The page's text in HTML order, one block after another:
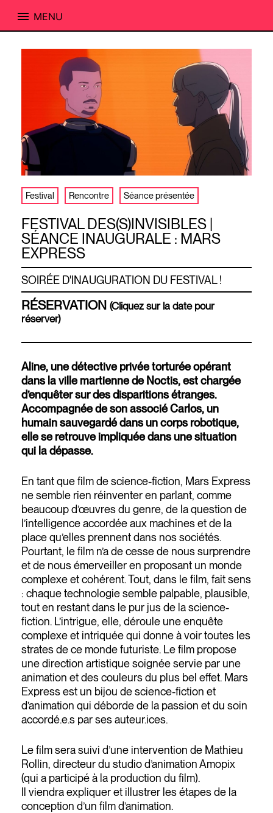
MENU
FESTIVAL DES(S)INVISIBLES |
SÉANCE INAUGURALE : MARS
EXPRESS
SOIRÉE D'INAUGURATION DU FESTIVAL !
Festival Rencontre Séance présentée
RÉSERVATION (Cliquez sur la date pour
réserver)
Aline, une détective privée torturée opérant
dans la ville martienne de Noctis, est chargée
d’enquêter sur des disparitions étranges.
Accompagnée de son associé Carlos, un
humain sauvegardé dans un corps robotique,
elle se retrouve impliquée dans une situation
qui la dépasse.
En tant que film de science-fiction, Mars Express
ne semble rien réinventer en parlant, comme
beaucoup d’œuvres du genre, de la question de
l’intelligence accordée aux machines et de la
place qu’elles prennent dans nos sociétés.
Pourtant, le film n’a de cesse de nous surprendre
et de nous émerveiller en proposant un monde
complexe et cohérent. Tout, dans le film, fait sens
: chaque technologie semble palpable, plausible,
tout en restant dans le pur jus de la science-
fiction. L’intrigue, elle, déroule une enquête
complexe et intriquée qui donne à voir toutes les
strates de ce monde futuriste. Le film propose
une direction artistique soignée servie par une
animation et des couleurs du plus bel effet. Mars
Express est un bijou de science-fiction et
d’animation qui déborde de la passion et du soin
accordé.e.s par ses auteur.ices.
Le film sera suivi d’une intervention de Mathieu
Rollin, directeur du studio d’animation Amopix
(qui a participé à la production du film).
Il viendra expliquer et illustrer les étapes de la
conception d’un film d’animation.